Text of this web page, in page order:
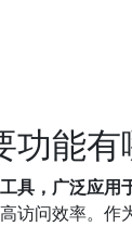
能有
，广泛应用
访问效率。